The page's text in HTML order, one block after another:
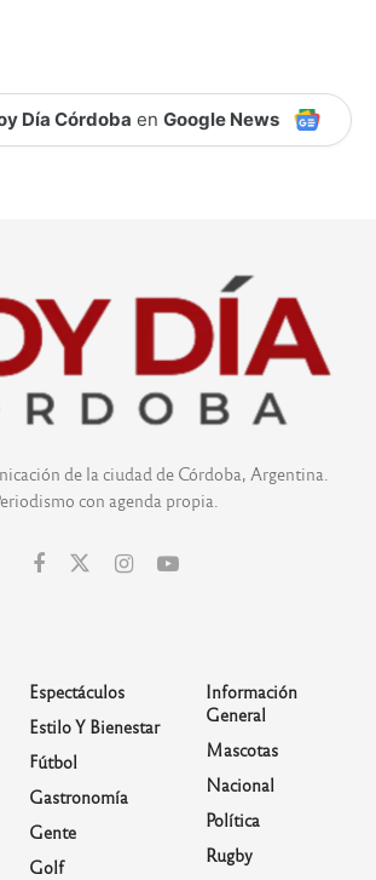
Día Córdoba en Google News
de la ciudad de Córdoba, Argentina.
con agenda propia.
Espectáculos
Estilo Y Bienestar
Fútbol
Gastronomía
Gente
Golf
Información
General
Mascotas
Nacional
Política
Rugby